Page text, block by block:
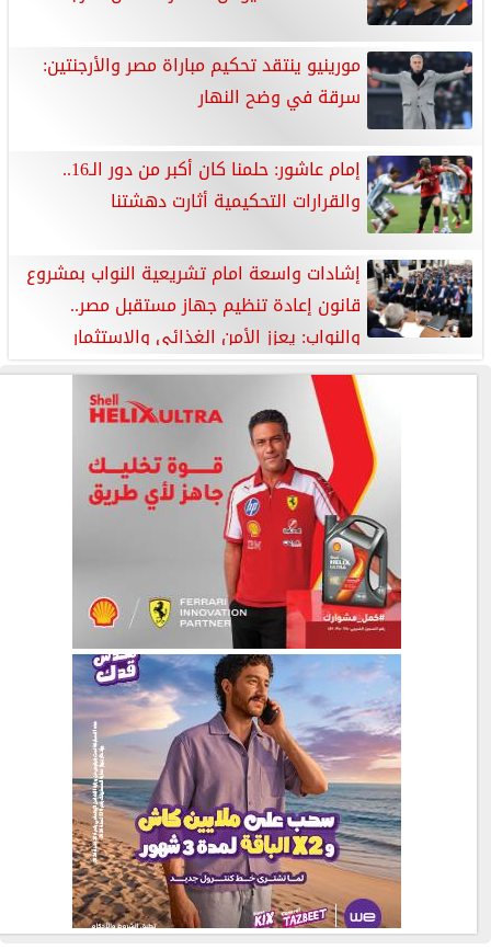
مورينيو ينتقد تحكيم مباراة مصر والأرجنتين:
سرقة في وضح النهار
إمام عاشور: حلمنا كان أكبر من دور الـ16..
والقرارات التحكيمية أثارت دهشتنا
إشادات واسعة امام تشريعية النواب بمشروع
قانون إعادة تنظيم جهاز مستقبل مصر..
والنواب: يعزز الأمن الغذائي والاستثمار
والتنمية المستدامة